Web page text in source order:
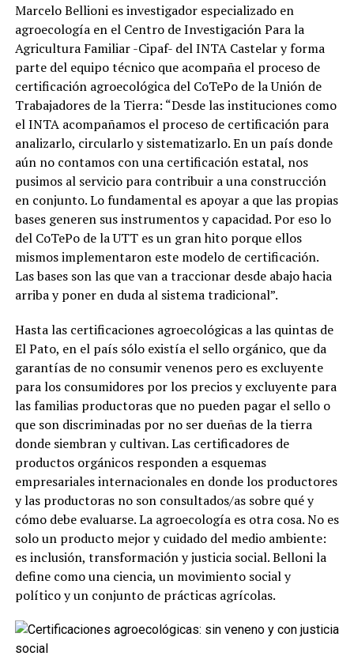
Marcelo Bellioni es investigador especializado en
agroecología en el Centro de Investigación Para la
Agricultura Familiar -Cipaf- del INTA Castelar y forma
parte del equipo técnico que acompaña el proceso de
certificación agroecológica del CoTePo de la Unión de
Trabajadores de la Tierra: “Desde las instituciones como
el INTA acompañamos el proceso de certificación para
analizarlo, circularlo y sistematizarlo. En un país donde
aún no contamos con una certificación estatal, nos
pusimos al servicio para contribuir a una construcción
en conjunto. Lo fundamental es apoyar a que las propias
bases generen sus instrumentos y capacidad. Por eso lo
del CoTePo de la UTT es un gran hito porque ellos
mismos implementaron este modelo de certificación.
Las bases son las que van a traccionar desde abajo hacia
arriba y poner en duda al sistema tradicional”.
Hasta las certificaciones agroecológicas a las quintas de
El Pato, en el país sólo existía el sello orgánico, que da
garantías de no consumir venenos pero es excluyente
para los consumidores por los precios y excluyente para
las familias productoras que no pueden pagar el sello o
que son discriminadas por no ser dueñas de la tierra
donde siembran y cultivan. Las certificadores de
productos orgánicos responden a esquemas
empresariales internacionales en donde los productores
y las productoras no son consultados/as sobre qué y
cómo debe evaluarse. La agroecología es otra cosa. No es
solo un producto mejor y cuidado del medio ambiente:
es inclusión, transformación y justicia social. Belloni la
define como una ciencia, un movimiento social y
político y un conjunto de prácticas agrícolas.